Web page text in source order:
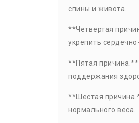
спины и живота.
**Четвертая
укрепить
**Пятая причина.**
поддержания
**Шестая
нормального веса.